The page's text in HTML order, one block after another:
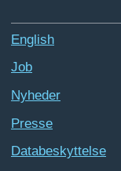
English
Job
Nyheder
Presse
Databeskyttelse